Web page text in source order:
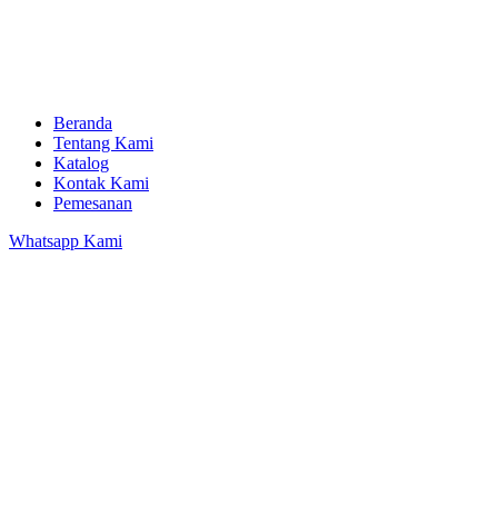
Beranda
Tentang Kami
Katalog
Kontak Kami
Pemesanan
Whatsapp Kami